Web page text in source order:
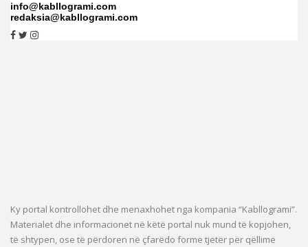
info@kabllogrami.com
redaksia@kabllogrami.com
Ky portal kontrollohet dhe menaxhohet nga kompania “Kabllogrami”.
Materialet dhe informacionet në këtë portal nuk mund të kopjohen,
të shtypen, ose të përdoren në çfarëdo forme tjetër për qëllime